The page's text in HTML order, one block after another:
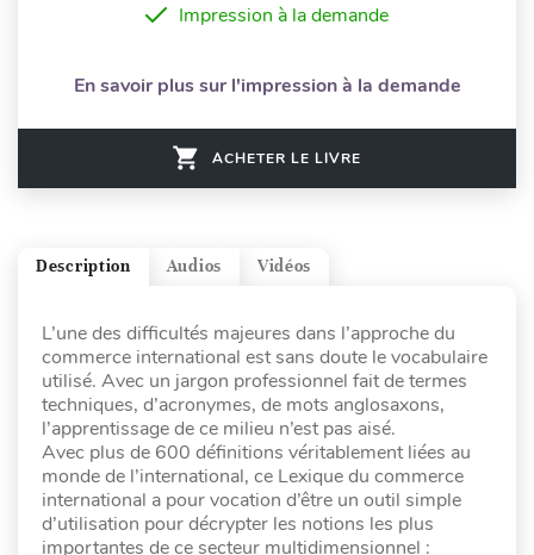
Impression à la demande
En savoir plus sur l'impression à la demande
ACHETER LE LIVRE
Vidéos
Audios
Description
L’une des difficultés majeures dans l’approche du
commerce international est sans doute le vocabulaire
utilisé. Avec un jargon professionnel fait de termes
techniques, d’acronymes, de mots anglosaxons,
l’apprentissage de ce milieu n’est pas aisé.
Avec plus de 600 définitions véritablement liées au
monde de l’international, ce Lexique du commerce
international a pour vocation d’être un outil simple
d’utilisation pour décrypter les notions les plus
importantes de ce secteur multidimensionnel :